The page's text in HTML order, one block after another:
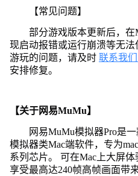
【常见问题】
部分游戏版本更新后，在
现启动报错或运行崩溃等无
游玩的问题，请及时 联系我们
安排修复。
【关于网易MuMu】
网易MuMu模拟器Pro是
模拟器类Mac端软件，专为
系列芯片。 可在Mac上大屏体
享受最高达240帧高帧画面带